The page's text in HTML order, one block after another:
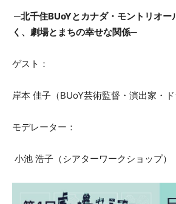
─北千住BUoYとカナダ・モントリオー
く、劇場とまちの幸せな関係─
ゲスト：
岸本 佳子（BUoY芸術監督・演出家・ド
モデレーター：
小池 浩子（シアターワークショップ）